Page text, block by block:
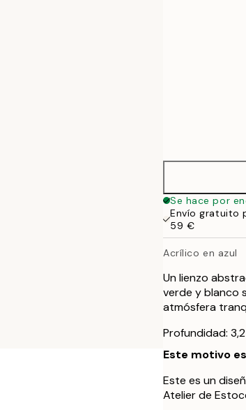
Se hace por
Envío gratuito
59 €
Acrílico en azul
Un lienzo
verde y blanco
atmósfera
Profundidad:
Este motivo
Este es un
Atelier de